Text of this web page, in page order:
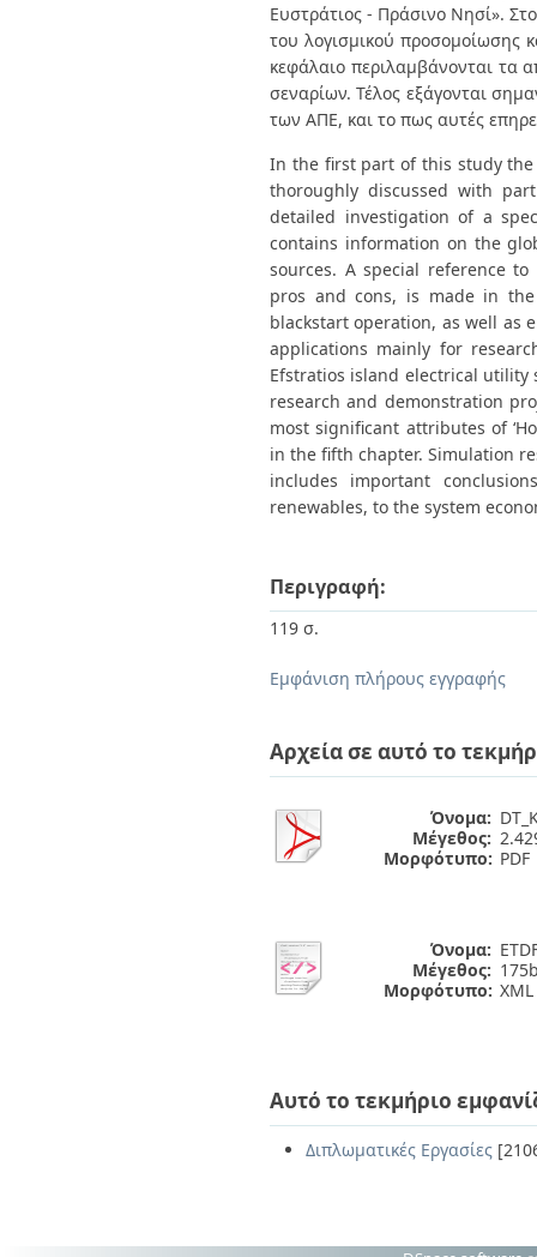
Ευστράτιος - Πράσινο Νησί».
του λογισμικού προσομοίωσης
κεφάλαιο περιλαμβάνονται τα
σεναρίων. Τέλος εξάγονται
των ΑΠΕ, και το πως αυτές
In the first part of this study
thoroughly discussed with
detailed investigation of a
contains information on the
sources. A special reference
pros and cons, is made in
blackstart operation, as well as
applications mainly for
Efstratios island electrical
research and demonstration
most significant attributes of
in the fifth chapter. Simulation
includes important
renewables, to the system
Περιγραφή:
119 σ.
Εμφάνιση πλήρους εγγραφής
Αρχεία σε αυτό το
Όνομα:
Μέγεθος:
Μορφότυπο: PDF
Όνομα:
Μέγεθος:
Μορφότυπο: XML
Αυτό το τεκμήριο
Διπλωματικές Εργασίες